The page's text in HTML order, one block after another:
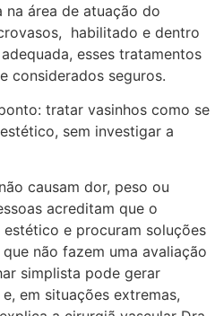
área de atuação do
habilitado e dentro
esses tratamentos
considerados seguros.
tratar vasinhos como se
sem investigar a
causam dor, peso ou
acreditam que o
e procuram soluções
não fazem uma avaliação
simplista pode gerar
em situações extremas,